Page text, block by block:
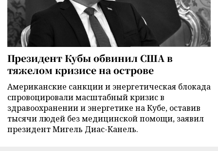
Президент Кубы обвинил США в
тяжелом кризисе на острове
Американские санкции и энергетическая блокада
спровоцировали масштабный кризис в
здравоохранении и энергетике на Кубе, оставив
тысячи людей без медицинской помощи, заявил
президент Мигель Диас-Канель.